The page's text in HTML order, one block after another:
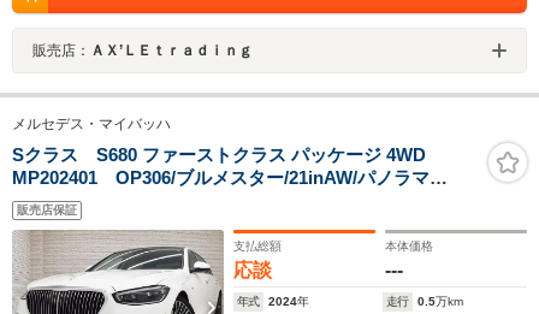
販売店： ＡＸ’ＬＥｔｒａｄｉｎｇ
メルセデス・マイバッハ
Sクラス S680 ファーストクラス パッケージ 4WD
MP202401 OP306/ブルメスター/21inAW/パノラマ
SR/ACC
販売店保証
支払総額
応談
本体価格
---
年式 2024年 走行 0.5万km